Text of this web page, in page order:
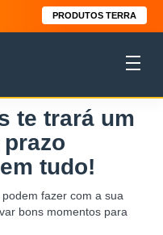
PRODUTOS TERRA
te trará um
tudo!
fazer com a sua
bons momentos para